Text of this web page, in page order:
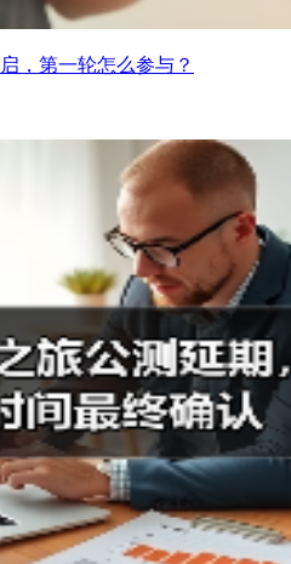
，第一轮怎么参与？